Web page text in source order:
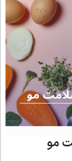
مو